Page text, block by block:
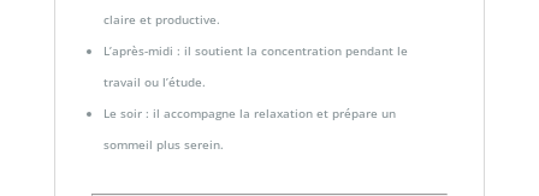
claire et productive.
L’après-midi : il soutient la concentration pendant le
travail ou l’étude.
Le soir : il accompagne la relaxation et prépare un
sommeil plus serein.